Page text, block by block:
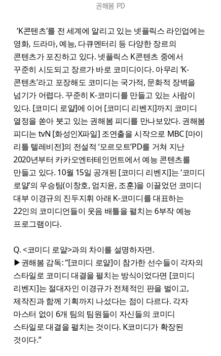
권해봄 PD
‘K콘텐츠’를 전 세계에 알리고 있는 넷플릭스 라인업에는
영화, 드라마, 예능, 다큐멘터리 등 다양한 장르의
콘텐츠가 포진하고 있다. 넷플릭스 K콘텐츠 중에서
꾸준히 시도되고 장르가 바로 코미디이다. 아무리 ‘K-
콘텐츠’라고 포장해도 코미디는 국가적, 문화적 장벽을
넘기가 어렵다. 꾸준히 K-코미디를 만들고 있는 사람이
있다. [코미디 로얄]에 이어 [코미디 리벤지]까지 코미디
열정을 쏟아 붓고 있는 권해봄 피디를 만나보았다. 권해봄
피디는 tvN [화성인X파일] 조연출을 시작으로 MBC [마이
리틀 텔레비전]의 전설적 ‘모르모트’PD를 거쳐 지난
2020년부터 카카오엔터테인먼트에서 예능 콘텐츠를
만들고 있다. 10월 15일 공개된 [코미디 리벤지]는 ‘코미디
로얄’의 우승팀(이창호, 엄지윤, 조훈)을 이끌었던 코미디
대부 이경규의 진두지휘 아래 K-코미디를 대표하는
22인의 코미디언들이 웃음 배틀을 펼치는 6부작 예능
프로그램이다.
Q. <코미디 로얄>과의 차이를 설명하자면.
▶권해봄 감독: “[코미디 로얄]이 참가한 선수들이 각자의
스타일로 코미디 대결을 펼치는 방식이었다면 [코미디
리벤지]는 절대자인 이경규가 전체적인 판을 벌이고,
제작진과 함께 기획까지 나섰다는 점이 다르다. 각자
마스터 없이 6개 팀의 팀원들이 자신들의 코미디
스타일로 대결을 펼치는 것이다. K코미디가 확장된
것이다.”